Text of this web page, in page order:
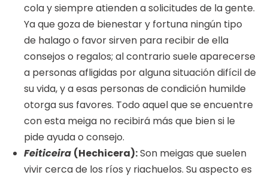
cola y siempre atienden a solicitudes de la gente.
Ya que goza de bienestar y fortuna ningún tipo
de halago o favor sirven para recibir de ella
consejos o regalos; al contrario suele aparecerse
a personas afligidas por alguna situación difícil de
su vida, y a esas personas de condición humilde
otorga sus favores. Todo aquel que se encuentre
con esta meiga no recibirá más que bien si le
pide ayuda o consejo.
Feiticeira (Hechicera):Son meigas que suelen
vivir cerca de los ríos y riachuelos. Su aspecto es